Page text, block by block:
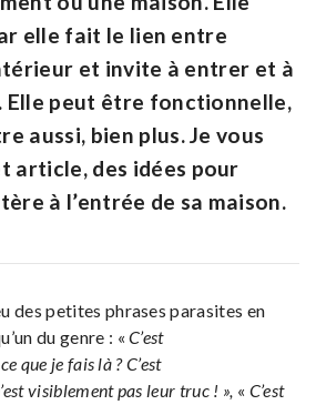
elle fait le lien entre
et invite à entrer et à
Elle peut être fonctionnelle,
aussi, bien plus. Je vous
article, des idées pour
à l’entrée de sa maison.
des petites phrases parasites en
du genre : «C’est
que je fais là ? C’est
visiblement pas leur truc ! », « C’est